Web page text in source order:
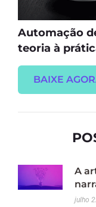
Automação
teoria à
BAIXE
A
julho